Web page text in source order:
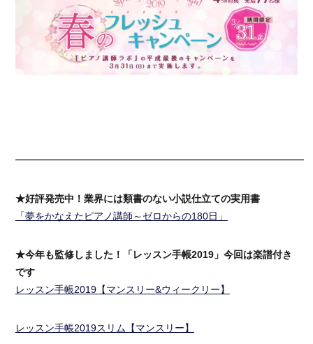
★好評発売中！業界には類書のない小説仕立ての実用書
「夢をかなえたピアノ講師～ゼロからの180日」
★今年も監修しました！「レッスン手帳2019」今回は楽譜付き
です
レッスン手帳2019【マンスリー&ウィークリー】
レッスン手帳2019スリム【マンスリー】